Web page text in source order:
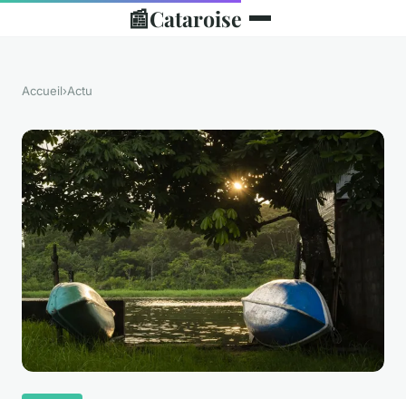
📰Cataroise
Accueil›Actu